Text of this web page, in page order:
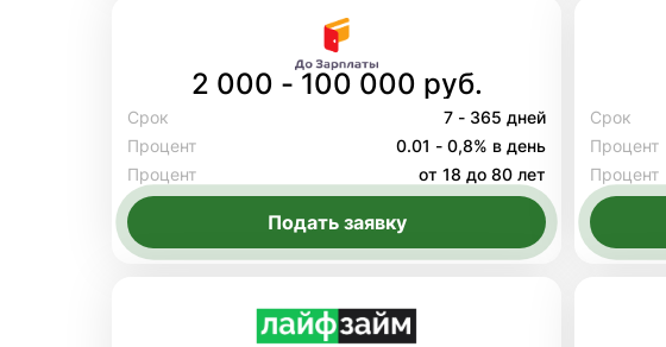
2 000 - 100 000 руб.
Срок
7 - 365 дней
Процент
0.01 - 0,8% в день
Процент
от 18 до 80 лет
Подать заявку
Срок
Процент
Процент